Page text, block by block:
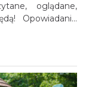
oglądane,
Opowiadanie
człowieka. Już
jaskinie i